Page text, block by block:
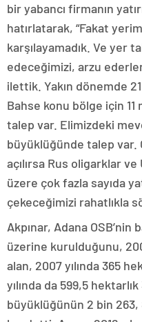
bir yabancı firmanın
hatırlatarak, “Fakat
karşılayamadık. Ve yer
edeceğimizi, arzu
ilettik. Yakın dönemde
Bahse konu bölge için
talep var. Elimizdeki
büyüklüğünde talep var.
açılırsa Rus oligarklar
üzere çok fazla sayıda
çekeceğimizi rahatlıkla
Akpınar, Adana OSB’nin
üzerine kurulduğunu,
alan, 2007 yılında 365
yılında da 599,5
büyüklüğünün 2 bin 263,